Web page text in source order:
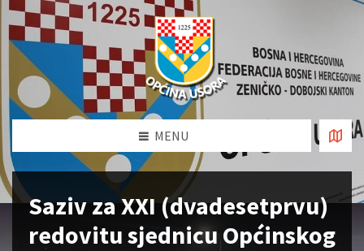
MENU
Saziv za XXI (dvadesetprvu)
redovitu sjednicu Općinskog